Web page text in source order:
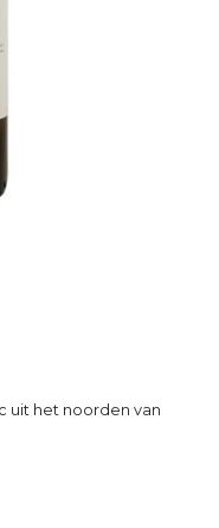
uit het noorden van